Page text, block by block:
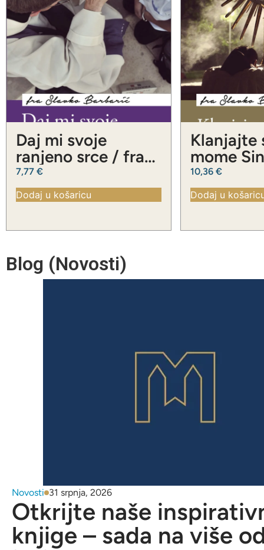
Daj mi svoje
ranjeno srce / fra
Slavko Barbarić
7,77 €
Dodaj u košaricu
Klanjajte
mome
Slavko
10,36 €
Dodaj u
Blog (Novosti)
Novosti 31 srpnja, 2026
Otkrijte naše
knjige – sada na više